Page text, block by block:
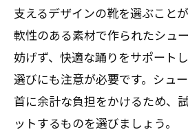
支えるデザインの靴を選ぶこと
軟性のある素材で作られたシュ
妨げず、快適な踊りをサポート
選びにも注意が必要です。シュ
首に余計な負担をかけるため、
ットするものを選びましょう。